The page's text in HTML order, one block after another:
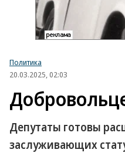
Политика
20.03.2025, 02:03
Депутаты готовы
заслуживающих